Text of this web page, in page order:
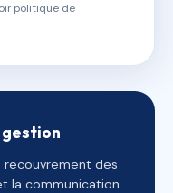
politique de
recouvrement des
la communication